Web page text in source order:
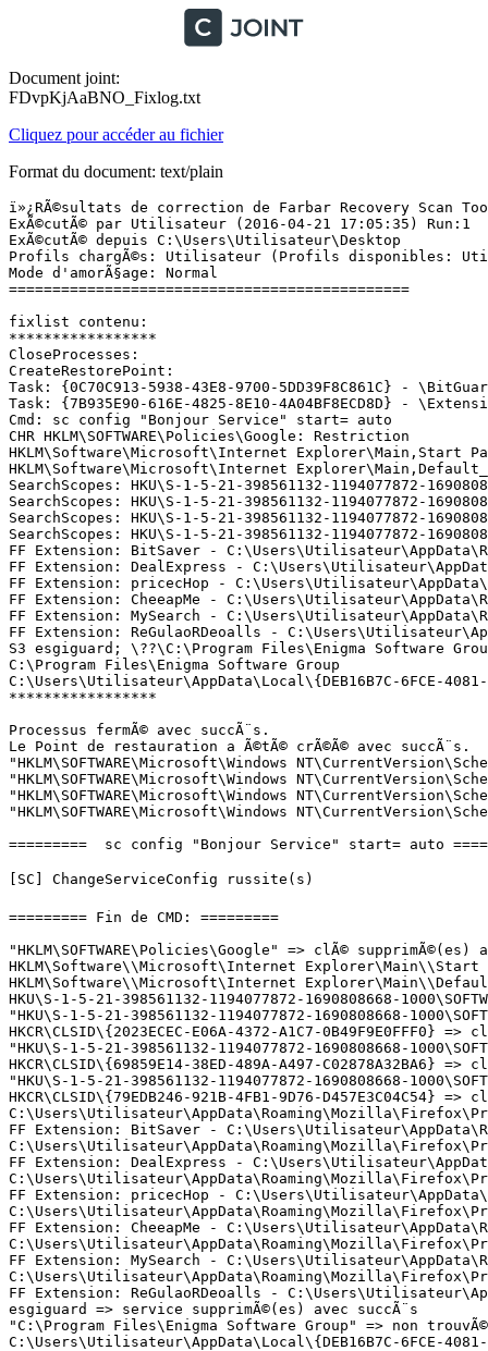
Document joint:
FDvpKjAaBNO_Fixlog.txt
Cliquez pour accéder au fichier
Format du document: text/plain
ï»¿RÃ©sultats de correction de Farbar Recovery Scan
ExÃ©cutÃ© par Utilisateur (2016-04-21 17:05:35) Run:1
ExÃ©cutÃ© depuis C:\Users\Utilisateur\Desktop
Profils chargÃ©s: Utilisateur (Profils disponibles:
Mode d'amorÃ§age: Normal
==============================================
fixlist contenu:
*****************
CloseProcesses:
CreateRestorePoint:
Task: {0C70C913-5938-43E8-9700-5DD39F8C861C} -
Task: {7B935E90-616E-4825-8E10-4A04BF8ECD8D} -
Cmd: sc config "Bonjour Service" start= auto
CHR HKLM\SOFTWARE\Policies\Google: Restriction
HKLM\Software\Microsoft\Internet Explorer\Main,Start Page =
HKLM\Software\Microsoft\Internet
SearchScopes: HKU\S-1-5-21-398561132-1194077872-
SearchScopes: HKU\S-1-5-21-398561132-1194077872-
SearchScopes: HKU\S-1-5-21-398561132-1194077872-
SearchScopes: HKU\S-1-5-21-398561132-1194077872-
FF Extension: BitSaver -
FF Extension: DealExpress -
FF Extension: pricecHop -
FF Extension: CheeapMe -
FF Extension: MySearch -
FF Extension: ReGulaoRDeoalls -
S3 esgiguard; \??\C:\Program Files\Enigma Software
C:\Program Files\Enigma Software Group
C:\Users\Utilisateur\AppData\Local\{DEB16B7C-6FCE-4081-
*****************
Processus fermÃ© avec succÃ¨s.
Le Point de restauration a Ã©tÃ© crÃ©Ã© avec succÃ¨s.
"HKLM\SOFTWARE\Microsoft\Windows
"HKLM\SOFTWARE\Microsoft\Windows
"HKLM\SOFTWARE\Microsoft\Windows
"HKLM\SOFTWARE\Microsoft\Windows
=========  sc config "Bonjour Service" start= auto
[SC] ChangeServiceConfig russite(s)
========= Fin de CMD: =========
"HKLM\SOFTWARE\Policies\Google" => clÃ© supprimÃ©(es)
HKLM\Software\\Microsoft\Internet Explorer\Main\\Start
HKLM\Software\\Microsoft\Internet
HKU\S-1-5-21-398561132-1194077872-1690808668-
"HKU\S-1-5-21-398561132-1194077872-1690808668-
HKCR\CLSID\{2023ECEC-E06A-4372-A1C7-0B49F9E0FFF0}
"HKU\S-1-5-21-398561132-1194077872-1690808668-
HKCR\CLSID\{69859E14-38ED-489A-A497-C02878A32BA6}
"HKU\S-1-5-21-398561132-1194077872-1690808668-
HKCR\CLSID\{79EDB246-921B-4FB1-9D76-D457E3C04C54}
FF Extension: BitSaver -
FF Extension: DealExpress -
FF Extension: pricecHop -
FF Extension: CheeapMe -
FF Extension: MySearch -
FF Extension: ReGulaoRDeoalls -
esgiguard => service supprimÃ©(es) avec succÃ¨s
"C:\Program Files\Enigma Software Group" => non
C:\Users\Utilisateur\AppData\Local\{DEB16B7C-6FCE-